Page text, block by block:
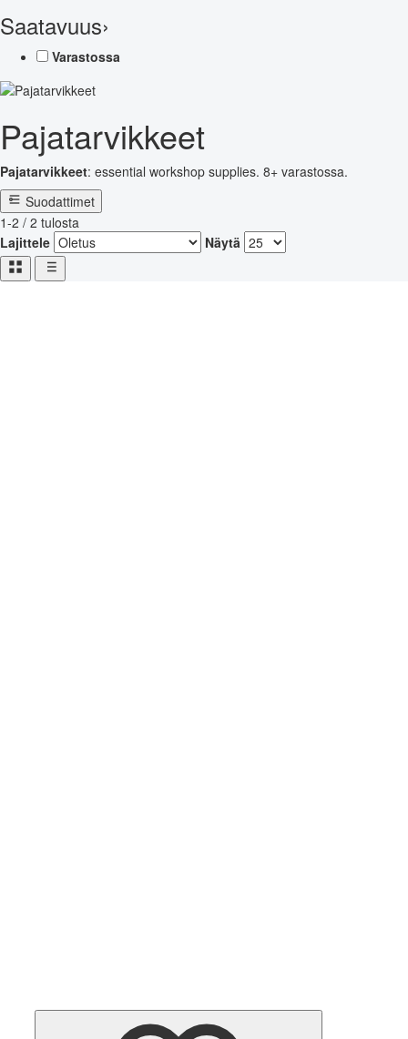
Saatavuus›
Varastossa
Pajatarvikkeet
Pajatarvikkeet: essential workshop supplies. 8+ varastossa.
Suodattimet
1-2 / 2 tulosta
Lajittele
Näytä